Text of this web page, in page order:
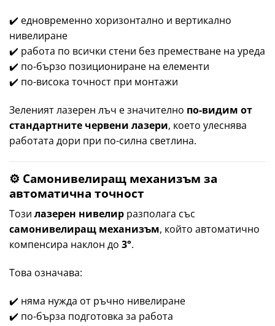
✔️ едновременно хоризонтално и вертикално
нивелиране
✔️ работа по всички стени без преместване на уреда
✔️ по-бързо позициониране на елементи
✔️ по-висока точност при монтажи
Зеленият лазерен лъч е значително по-видим от
стандартните червени лазери, което улеснява
работата дори при по-силна светлина.
⚙️ Самонивелиращ механизъм за
автоматична точност
Този лазерен нивелир разполага със
самонивелиращ механизъм, който автоматично
компенсира наклон до 3°.
Това означава:
✔️ няма нужда от ръчно нивелиране
✔️ по-бърза подготовка за работа